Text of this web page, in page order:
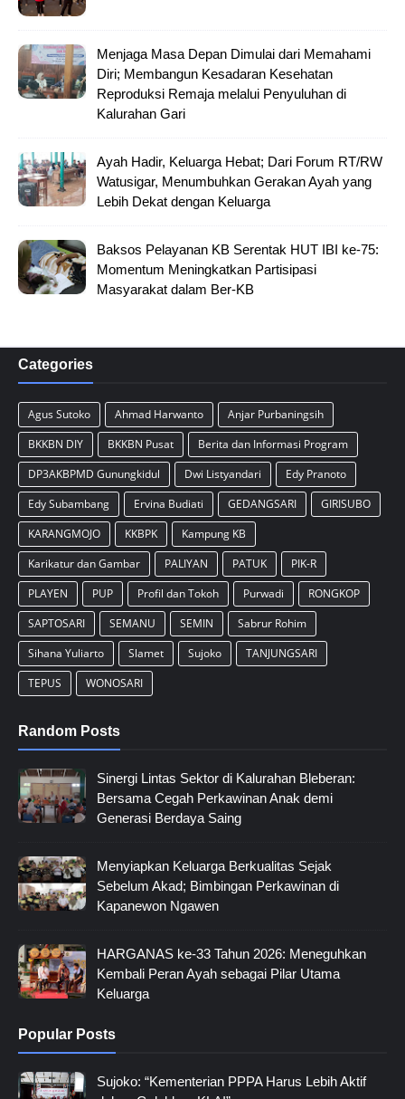
Menjaga Masa Depan Dimulai dari Memahami
Diri; Membangun Kesadaran Kesehatan
Reproduksi Remaja melalui Penyuluhan di
Kalurahan Gari
Ayah Hadir, Keluarga Hebat; Dari Forum RT/RW
Watusigar, Menumbuhkan Gerakan Ayah yang
Lebih Dekat dengan Keluarga
Baksos Pelayanan KB Serentak HUT IBI ke-75:
Momentum Meningkatkan Partisipasi
Masyarakat dalam Ber-KB
Categories
Agus Sutoko Ahmad Harwanto
Anjar Purbaningsih
BKKBN DIY
BKKBN Pusat
Berita dan Informasi Program
DP3AKBPMD Gunungkidul
Dwi Listyandari
Edy Pranoto
Edy Subambang
Ervina Budiati GEDANGSARI
GIRISUBO
KARANGMOJO
KKBPK
Kampung KB
Karikatur dan Gambar
PALIYAN PATUK
PIK-R
PLAYEN
PUP Profil dan Tokoh Purwadi
RONGKOP
SAPTOSARI
SEMANU SEMIN
Sabrur Rohim
Sihana Yuliarto
Slamet Sujoko
TANJUNGSARI
TEPUS
WONOSARI
Random Posts
Sinergi Lintas Sektor di Kalurahan Bleberan:
Bersama Cegah Perkawinan Anak demi
Generasi Berdaya Saing
Menyiapkan Keluarga Berkualitas Sejak
Sebelum Akad; Bimbingan Perkawinan di
Kapanewon Ngawen
HARGANAS ke-33 Tahun 2026: Meneguhkan
Kembali Peran Ayah sebagai Pilar Utama
Keluarga
Popular Posts
Sujoko: “Kementerian PPPA Harus Lebih Aktif